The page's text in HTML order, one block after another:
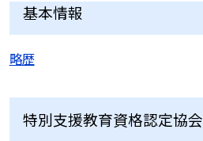
基本情報
略歴
特別支援教育資格認定協会